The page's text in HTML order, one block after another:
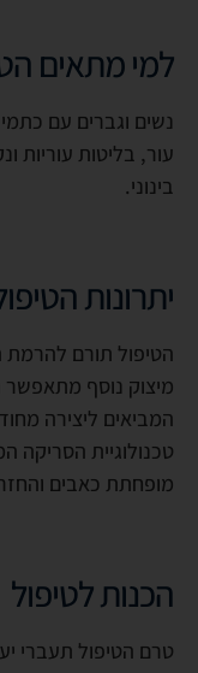
למי מתאים
נשים וגברים עם
עור, בליטות עוריות
בינוני.
יתרונות
הטיפול תורם להרמת
מיצוק נוסף מתאפשר
המביאים ליצירה
טכנולוגיית
מופחתת כאבים
הכנות לטיפול
טרם הטיפול תעברי